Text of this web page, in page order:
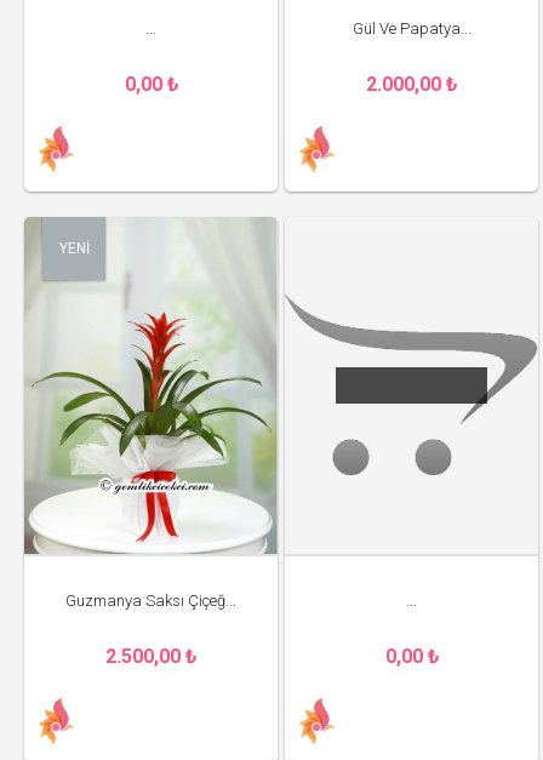
...
0,00 ₺
Gül Ve Papatya...
2.000,00 ₺
YENİ
Guzmanya Saksı Çiçeğ...
2.500,00 ₺
...
0,00 ₺